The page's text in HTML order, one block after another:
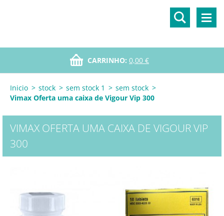
CARRINHO: 0,00 €
Inicio > stock > sem stock 1 > sem stock >
Vimax Oferta uma caixa de Vigour Vip 300
VIMAX OFERTA UMA CAIXA DE VIGOUR VIP
300